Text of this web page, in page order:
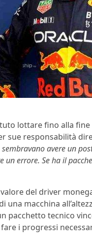
lottare fino alla
sue responsabilità
avere un
errore. Se ha il
del driver
una macchina
pacchetto tecnico
i progressi